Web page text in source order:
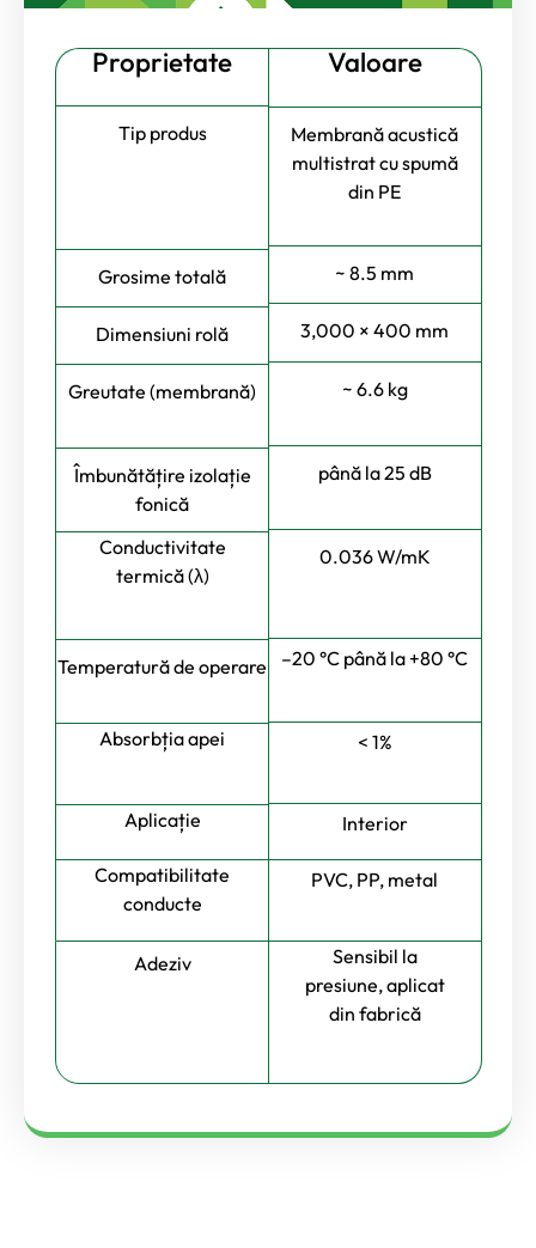
Proprietate
Tip produs
Grosime totală
Dimensiuni rolă
Greutate (membrană)
Îmbunătățire izolație
fonică
Conductivitate
termică (λ)
Temperatură de operare
Absorbția apei
Aplicație
Compatibilitate
conducte
Adeziv
Valoare
Membrană acustică
multistrat cu spumă
din PE
~ 8.5 mm
3,000 × 400 mm
~ 6.6 kg
până la 25 dB
0.036 W/mK
–20 °C până la +80 °C
< 1%
Interior
PVC, PP, metal
Sensibil la
presiune, aplicat
din fabrică